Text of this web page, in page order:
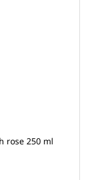
rose 250 ml